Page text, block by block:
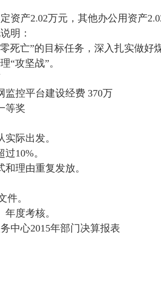
资产2.02万元，其他办公用资产
明：
死亡”的目标任务，深入扎实做
“攻坚战”。
监控平台建设经费 370万
等奖
际出发。
10%。
和理由重复发放。
件。
年度考核。
中心2015年部门决算报表